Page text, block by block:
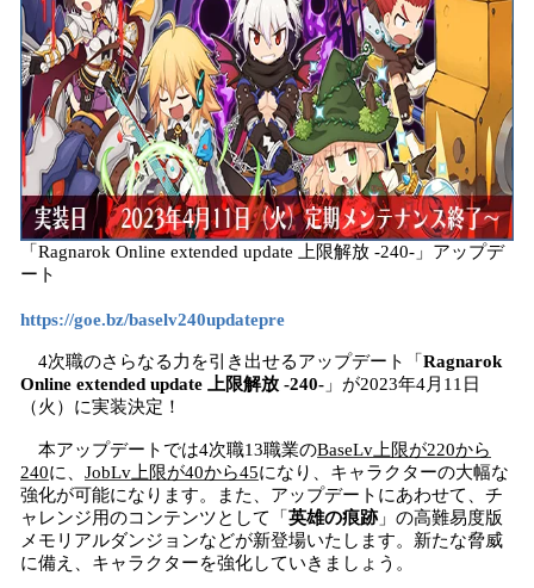
「Ragnarok Online extended update 上限解放 -240-」アップデ
ート
https://goe.bz/baselv240updatepre
4次職のさらなる力を引き出せるアップデート「 Ragnarok
Online extended update 上限解放 -240- 」が2023年4月11日
（火）に実装決定！
本アップデートでは4次職13職業のBaseLv上限が220から
240に、 JobLv上限が40から45になり、キャラクターの大幅な
強化が可能になります。また、アップデートにあわせて、チ
ャレンジ用のコンテンツとして「 英雄の痕跡 」の高難易度版
メモリアルダンジョンなどが新登場いたします。新たな脅威
に備え、キャラクターを強化していきましょう。